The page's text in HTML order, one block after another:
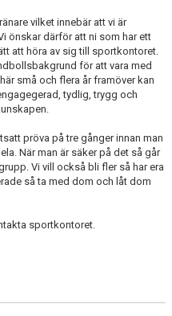
vilket innebär att vi är
önskar därför att ni som har ett
att höra av sig till sportkontoret.
för att vara med
små och flera år framöver kan
tydlig, trygg och
pröva på tre gånger innan man
När man är säker på det så går
Vi vill också bli fler så har era
så ta med dom och låt dom
sportkontoret.